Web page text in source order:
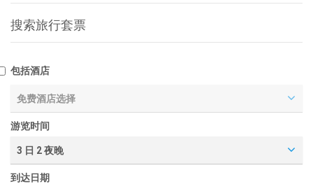
搜索旅行套票
包括酒店
免费酒店选择
游览时间
3 日 2 夜晚
到达日期